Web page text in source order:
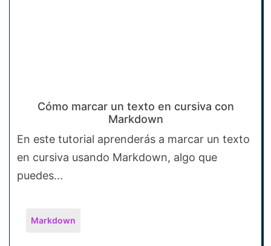
Cómo marcar un texto en cursiva con
Markdown
En este tutorial aprenderás a marcar un texto
en cursiva usando Markdown, algo que
puedes...
Markdown